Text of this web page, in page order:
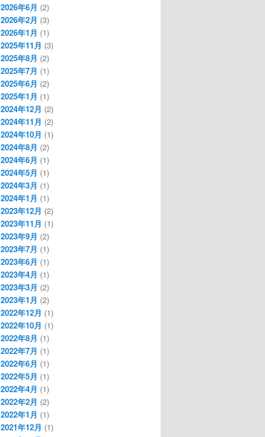
2026年6月 (2)
2026年2月 (3)
2026年1月 (1)
2025年11月 (3)
2025年8月 (2)
2025年7月 (1)
2025年6月 (2)
2025年1月 (1)
2024年12月 (2)
2024年11月 (2)
2024年10月 (1)
2024年8月 (2)
2024年6月 (1)
2024年5月 (1)
2024年3月 (1)
2024年1月 (1)
2023年12月 (2)
2023年11月 (1)
2023年9月 (2)
2023年7月 (1)
2023年6月 (1)
2023年4月 (1)
2023年3月 (2)
2023年1月 (2)
2022年12月 (1)
2022年10月 (1)
2022年8月 (1)
2022年7月 (1)
2022年6月 (1)
2022年5月 (1)
2022年4月 (1)
2022年2月 (2)
2022年1月 (1)
2021年12月 (1)